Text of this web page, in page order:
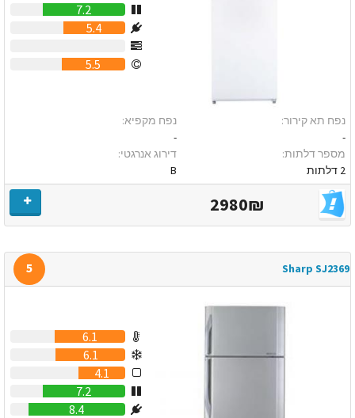
7.2
5.4
5.5
נפח תא קירור:
-
מספר דלתות:
2 דלתות
נפח מקפיא:
-
דירוג אנרגטי:
B
2980₪
Sharp SJ2369
5
6.1
6.1
4.1
7.2
8.4